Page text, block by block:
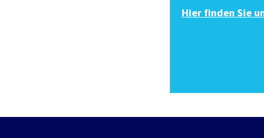
Hier finden Sie